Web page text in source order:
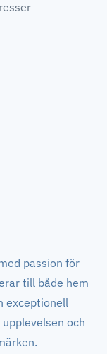
passion för
till både hem
exceptionell
och